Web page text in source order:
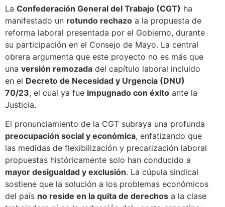
La Confederación General del Trabajo (CGT) ha
manifestado un rotundo rechazo a la propuesta de
reforma laboral presentada por el Gobierno, durante
su participación en el Consejo de Mayo. La central
obrera argumenta que este proyecto no es más que
una versión remozada del capítulo laboral incluido
en el Decreto de Necesidad y Urgencia (DNU)
70/23, el cual ya fue impugnado con éxito ante la
Justicia.
El pronunciamiento de la CGT subraya una profunda
preocupación social y económica, enfatizando que
las medidas de flexibilización y precarización laboral
propuestas históricamente solo han conducido a
mayor desigualdad y exclusión. La cúpula sindical
sostiene que la solución a los problemas económicos
del país no reside en la quita de derechos a la clase